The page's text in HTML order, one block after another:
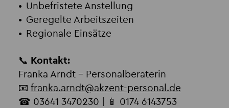
Unbefristete Anstellung
Geregelte Arbeitszeiten
Regionale Einsätze
📞 Kontakt:
Franka Arndt – Personalberaterin
📧 franka.arndt@akzent-personal.de
☎ 03641 3470230 | 📱 0174 6143753